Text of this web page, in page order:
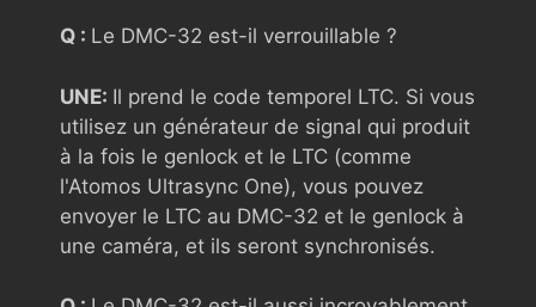
Q : Le DMC-32 est-il verrouillable ?
UNE: Il prend le code temporel LTC. Si vous
utilisez un générateur de signal qui produit
à la fois le genlock et le LTC (comme
l'Atomos Ultrasync One), vous pouvez
envoyer le LTC au DMC-32 et le genlock à
une caméra, et ils seront synchronisés.